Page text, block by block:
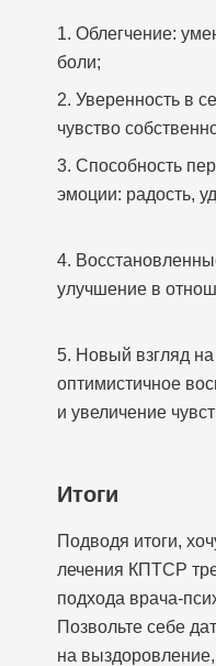
Подводя итоги,
лечения КПТСР
подхода врача-
Позвольте себе
на
2. Уверенность в
чувство
Итоги
4.
улучшение в
5. Новый взгляд
оптимистичное
и увеличение
3. Способность
эмоции: радость,
1. Облегчение:
боли;